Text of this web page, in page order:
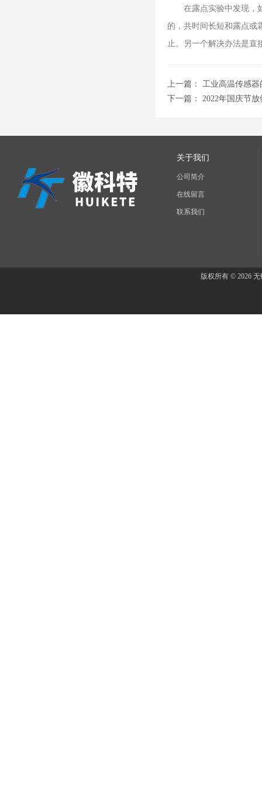
在露点实验中发现，如
的，共时间长短和露点或
止。另一个解决办法是直
上一篇： 工业高温传感
下一篇： 2022年国庆节放
关于我们
公司简介
在线留言
联系我们
版权所有 © 2026